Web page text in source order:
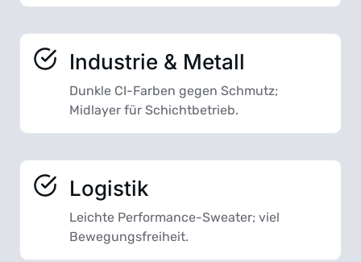
Industrie & Metall
Dunkle CI-Farben gegen Schmutz;
Midlayer für Schichtbetrieb.
Logistik
Leichte Performance-Sweater; viel
Bewegungsfreiheit.